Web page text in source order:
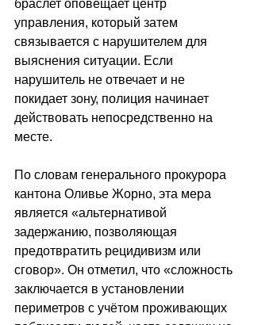
браслет оповещает центр
управления, который затем
связывается с нарушителем для
выяснения ситуации. Если
нарушитель не отвечает и не
покидает зону, полиция начинает
действовать непосредственно на
месте.
По словам генерального прокурора
кантона Оливье Жорно, эта мера
является «альтернативой
задержанию, позволяющая
предотвратить рецидивизм или
сговор». Он отметил, что «сложность
заключается в установлении
периметров с учётом проживающих